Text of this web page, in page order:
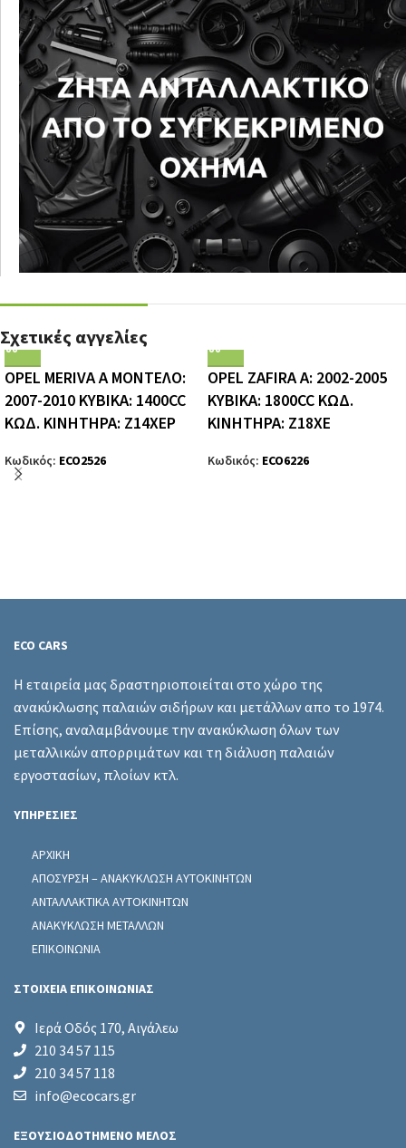
Σχετικές αγγελίες
OPEL MERIVA A ΜΟΝΤΕΛΟ:
2007-2010 ΚΥΒΙΚΑ: 1400CC
ΚΩΔ. ΚΙΝΗΤΗΡΑ: Z14XEP
Κωδικός: ECO2526
OPEL ZAFIRA A: 2002-2005
ΚΥΒΙΚΑ: 1800CC ΚΩΔ.
ΚΙΝΗΤΗΡΑ: Z18XE
Κωδικός: ECO6226
ECO CARS
Η εταιρεία μας δραστηριοποιείται στο χώρο της
ανακύκλωσης παλαιών σιδήρων και μετάλλων απο το 1974.
Επίσης, αναλαμβάνουμε την ανακύκλωση όλων των
μεταλλικών απορριμάτων και τη διάλυση παλαιών
εργοστασίων, πλοίων κτλ.
ΥΠΗΡΕΣΙΕΣ
ΑΡΧΙΚΗ
ΑΠΟΣΥΡΣΗ – ΑΝΑΚΥΚΛΩΣΗ ΑΥΤΟΚΙΝΗΤΩΝ
ΑΝΤΑΛΛΑΚΤΙΚΑ ΑΥΤΟΚΙΝΗΤΩΝ
ΑΝΑΚΥΚΛΩΣΗ ΜΕΤΑΛΛΩΝ
ΕΠΙΚΟΙΝΩΝΙΑ
ΣΤΟΙΧΕΙΑ ΕΠΙΚΟΙΝΩΝΙΑΣ
Ιερά Οδός 170, Αιγάλεω
210 34 57 115
210 34 57 118
info@ecocars.gr
ΕΞΟΥΣΙΟΔΟΤΗΜΕΝΟ ΜΕΛΟΣ